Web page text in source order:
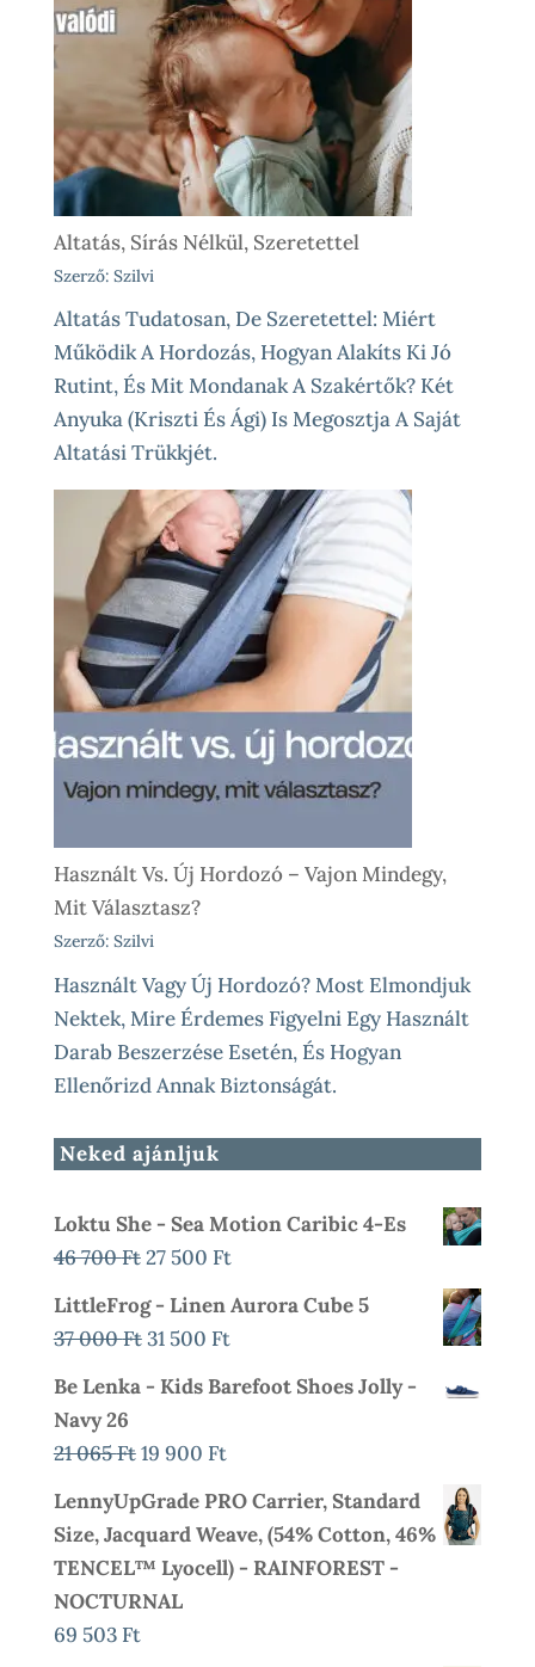
Altatás, Sírás Nélkül, Szeretettel
Szerző: Szilvi
Altatás Tudatosan, De Szeretettel: Miért
Működik A Hordozás, Hogyan Alakíts Ki Jó
Rutint, És Mit Mondanak A Szakértők? Két
Anyuka (Kriszti És Ági) Is Megosztja A Saját
Altatási Trükkjét.
Használt Vs. Új Hordozó – Vajon Mindegy,
Mit Választasz?
Szerző: Szilvi
Használt Vagy Új Hordozó? Most Elmondjuk
Nektek, Mire Érdemes Figyelni Egy Használt
Darab Beszerzése Esetén, És Hogyan
Ellenőrizd Annak Biztonságát.
Neked ajánljuk
Loktu She - Sea Motion Caribic 4-Es
46 700Ft Original
Was:
46
700 Ft.
27 500 FtCurrent
Is:
500 Ft.
LittleFrog - Linen Aurora Cube 5
37 000FtOriginal
Was:
000 Ft.
31 500 FtCurrent
Is:
Be Lenka - Kids Barefoot Shoes Jolly -
Navy 26
21 065FtOriginal
Was:
21
065 Ft.
19 900 FtCurrent
Is:
19
900 Ft.
LennyUpGrade PRO Carrier, Standard
Size, Jacquard Weave, (54% Cotton, 46%
TENCEL™ Lyocell) - RAINFOREST -
NOCTURNAL
69 503 Ft